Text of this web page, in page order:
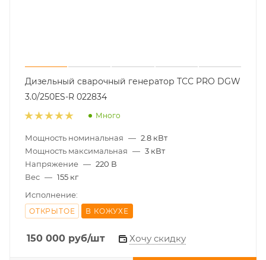
Дизельный сварочный генератор ТСС PRO DGW
3.0/250ES-R 022834
Много
Мощность номинальная — 2.8 кВт
Мощность максимальная — 3 кВт
Напряжение — 220 В
Вес — 155 кг
Исполнение:
ОТКРЫТОЕ В КОЖУХЕ
150 000 руб/шт Хочу скидку